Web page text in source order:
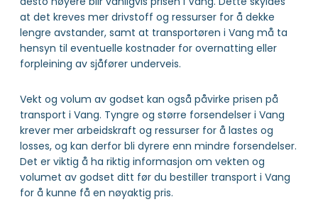
at det kreves mer drivstoff og ressurser for å dekke
lengre avstander, samt at transportøren i Vang må ta
hensyn til eventuelle kostnader for overnatting eller
forpleining av sjåfører underveis.
Vekt og volum av godset kan også påvirke prisen på
transport i Vang. Tyngre og større forsendelser i Vang
krever mer arbeidskraft og ressurser for å lastes og
losses, og kan derfor bli dyrere enn mindre forsendelser.
Det er viktig å ha riktig informasjon om vekten og
volumet av godset ditt før du bestiller transport i Vang
for å kunne få en nøyaktig pris.